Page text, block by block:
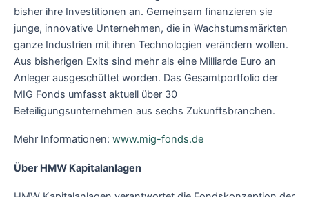
bisher ihre Investitionen an. Gemeinsam finanzieren sie
junge, innovative Unternehmen, die in Wachstumsmärkten
ganze Industrien mit ihren Technologien verändern wollen.
Aus bisherigen Exits sind mehr als eine Milliarde Euro an
Anleger ausgeschüttet worden. Das Gesamtportfolio der
MIG Fonds umfasst aktuell über 30
Beteiligungsunternehmen aus sechs Zukunftsbranchen.
Mehr Informationen: www.mig-fonds.de
Über HMW Kapitalanlagen